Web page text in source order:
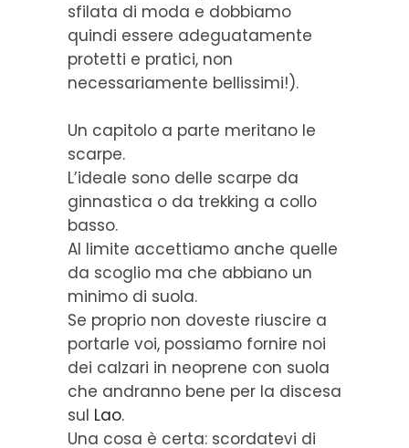
sfilata di moda e dobbiamo
quindi essere adeguatamente
protetti e pratici, non
necessariamente bellissimi!).
Un capitolo a parte meritano le
scarpe.
L’ideale sono delle scarpe da
ginnastica o da trekking a collo
basso.
Al limite accettiamo anche quelle
da scoglio ma che abbiano un
minimo di suola.
Se proprio non doveste riuscire a
portarle voi, possiamo fornire noi
dei calzari in neoprene con suola
che andranno bene per la discesa
sul Lao.
Una cosa è certa: scordatevi di